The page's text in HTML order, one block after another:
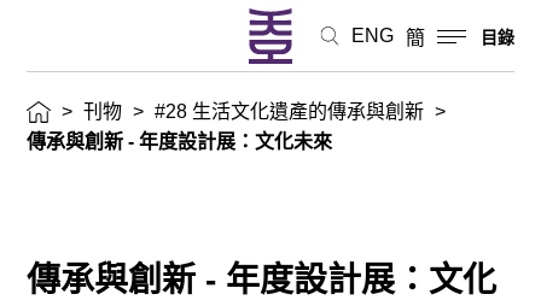
ENG 簡 目錄
> 刊物 > #28 生活文化遺產的傳承與創新 >
傳承與創新 - 年度設計展：文化未來
傳承與創新 - 年度設計展：文化